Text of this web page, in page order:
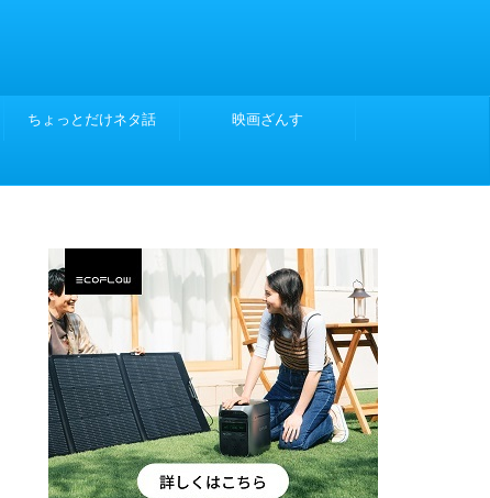
ちょっとだけネタ話 映画ざんす